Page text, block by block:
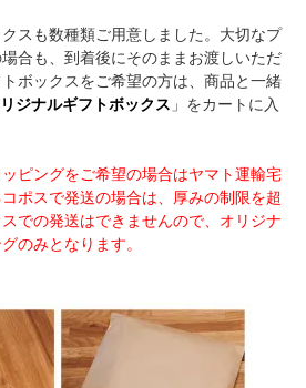
スも数種類ご用意しました。大切なプ
合も、到着後にそのままお渡しいただ
ボックスをご希望の方は、商品と一緒
ジナルギフトボックス 」をカートに入
ピングをご希望の場合はヤマト運輸宅
ポスで発送の場合は、厚みの制限を超
での発送はできませんので、オリジナ
のみとなります。